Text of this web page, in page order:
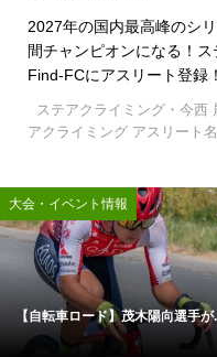
2027年の国内最高峰のシ
間チャンピオンになる！
Find-FCにアスリート登録！
ステアクライミング・今西
アクライミング アスリート
大会・イベント情報
【自転車ロード】茂木陽向選手が